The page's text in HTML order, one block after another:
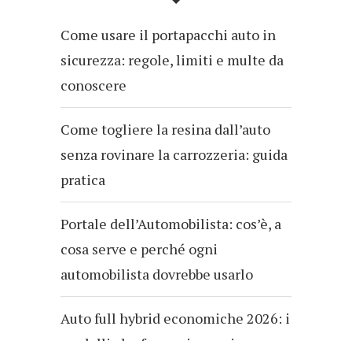
Come usare il portapacchi auto in
sicurezza: regole, limiti e multe da
conoscere
Come togliere la resina dall’auto
senza rovinare la carrozzeria: guida
pratica
Portale dell’Automobilista: cos’è, a
cosa serve e perché ogni
automobilista dovrebbe usarlo
Auto full hybrid economiche 2026: i